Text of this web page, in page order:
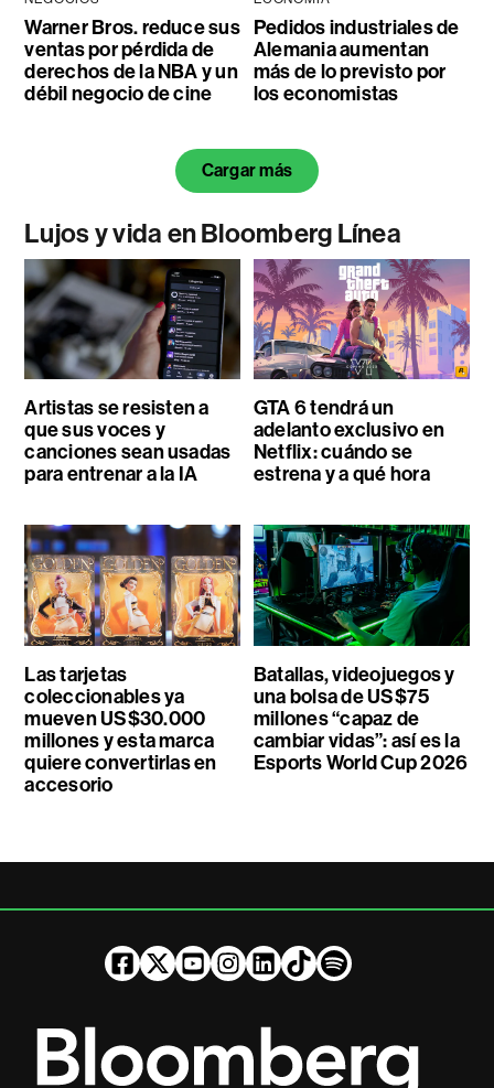
Warner Bros. reduce sus
ventas por pérdida de
derechos de la NBA y un
débil negocio de cine
Pedidos industriales de
Alemania aumentan
más de lo previsto por
los economistas
Cargar más
Lujos y vida en Bloomberg Línea
Artistas se resisten a
que sus voces y
canciones sean usadas
para entrenar a la IA
GTA 6 tendrá un
adelanto exclusivo en
Netflix: cuándo se
estrena y a qué hora
Las tarjetas
coleccionables ya
mueven US$30.000
millones y esta marca
quiere convertirlas en
accesorio
Batallas, videojuegos y
una bolsa de US$75
millones “capaz de
cambiar vidas”: así es la
Esports World Cup 2026